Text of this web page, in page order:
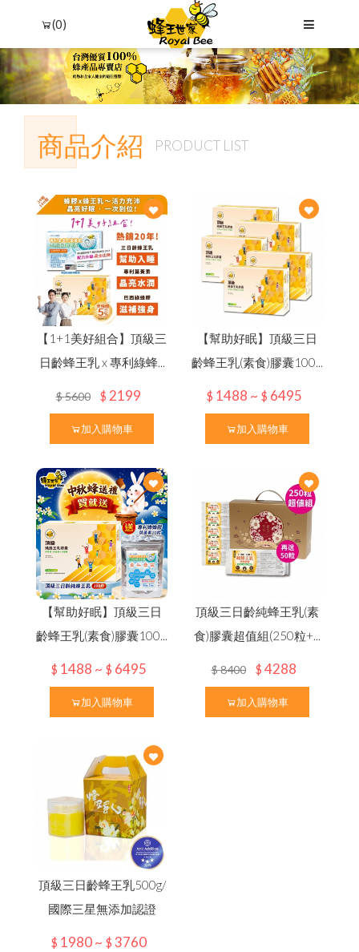
(0)
品牌故事
品牌故事
商品介紹本
月
優
惠
｜
中
秋
蜂
送
禮
⚡
限
時
優
惠
開
跑
✦
活
動
至
9
/
3
0
買
就
送
✦
熱
銷
明
星
商
品(
價
值
2
8
0
元
↗
下殺33折✦父親節尊享組
第2件7折起✦頂級蜂蜜系列
熱銷禮盒250元起✦中秋獻禮組
買大送小✦陳釀蜂蜜醋
熱
銷
N
o.
1
頂
級
蜂
王
乳
+
日
本
芝
麻
素
✦
好
眠
養
顏
三日齡蜂王漿/純蜂王乳膠囊
綠蜂膠葉黃素 ✦ 美國實證專利配方
高
濃
度
巴
西
綠
蜂
膠
（
噴
劑
/
滴
劑
/
膠
囊
/
4
0
0
億
益
生
菌
）
100% 頂級蒲鹽蜂花粉
100% 台灣頂級純蜂蜜
高山野花冬蜜｜國際三星認證
龍眼蜜｜國際三星認證
荔枝蜜
百花蜜
陳釀蜂蜜醋
陳釀蜂蜜醋
養
生
黑
糖
/
冰
糖
茶
磚
（
蜂
蜜
菊
花
/
桂
圓
紅
棗
薑
母
茶
）
蜂蜜枇杷潤喉糖/蜂膠青草硬喉糖
899828
最新優惠
會員獨享
食用說明
特約專區
其他說明
會員需知
貨幣轉換
Language
中文
English
商品介紹 PRODUCT LIST
【1+1美好組合】頂級三
日齡蜂王乳 x 專利綠蜂...
$5600 $ 2199
加入購物車
【幫助好眠】頂級三日
齡蜂王乳(素食)膠囊100...
$ 1488 ~ $ 6495
加入購物車
【幫助好眠】頂級三日
齡蜂王乳(素食)膠囊100...
$ 1488 ~ $ 6495
加入購物車
頂級三日齡純蜂王乳(素
食)膠囊超值組(250粒+...
$8400 $ 4288
加入購物車
頂級三日齡蜂王乳500g/
國際三星無添加認證
$ 1980 ~ $ 3760